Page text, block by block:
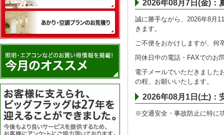
2026年08月7日(金)：
誠に勝手ながら、2026年8月
きます。
ご不便をおかけしますが、何
同休日中の電話・FAXでのお
電子メールでいただきました
の程、お願いいたします。
2026年08月1日(土)：
※交通安全・事故防止に特に
あかり・空調プランのお見積
アンケートを実施